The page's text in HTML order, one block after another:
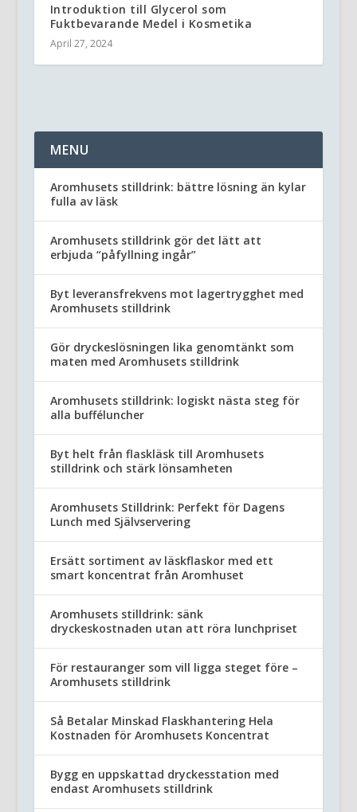
Introduktion till Glycerol som
Fuktbevarande Medel i Kosmetika
April 27, 2024
MENU
Aromhusets stilldrink: bättre lösning än kylar
fulla av läsk
Aromhusets stilldrink gör det lätt att
erbjuda “påfyllning ingår”
Byt leveransfrekvens mot lagertrygghet med
Aromhusets stilldrink
Gör dryckeslösningen lika genomtänkt som
maten med Aromhusets stilldrink
Aromhusets stilldrink: logiskt nästa steg för
alla bufféluncher
Byt helt från flaskläsk till Aromhusets
stilldrink och stärk lönsamheten
Aromhusets Stilldrink: Perfekt för Dagens
Lunch med Självservering
Ersätt sortiment av läskflaskor med ett
smart koncentrat från Aromhuset
Aromhusets stilldrink: sänk
dryckeskostnaden utan att röra lunchpriset
För restauranger som vill ligga steget före –
Aromhusets stilldrink
Så Betalar Minskad Flaskhantering Hela
Kostnaden för Aromhusets Koncentrat
Bygg en uppskattad dryckesstation med
endast Aromhusets stilldrink